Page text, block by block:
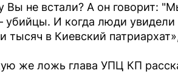
Вы не встали? А он говорит:
убийцы. И когда люди
тысяч в Киевский
же ложь глава УПЦ КП